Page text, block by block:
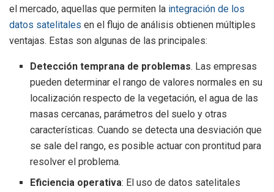
el mercado, aquellas que permiten la integración de los
datos satelitales en el flujo de análisis obtienen múltiples
ventajas. Estas son algunas de las principales:
Detección temprana de problemas. Las empresas
pueden determinar el rango de valores normales en su
localización respecto de la vegetación, el agua de las
masas cercanas, parámetros del suelo y otras
características. Cuando se detecta una desviación que
se sale del rango, es posible actuar con prontitud para
resolver el problema.
Eficiencia operativa: El uso de datos satelitales